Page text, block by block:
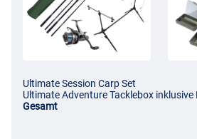
- Bissanzeiger
- 100% wasserdicht
- Einstellbare Lautstärke und Tonhöhe
- Buchse für beleuchtete Swinger
- Wird inklusive robustem Etui geliefert
Angeln Pursuits Futteral Eco 2+2
Ultimate Session Carp Set
Ultimate Adventure Tacklebox inklusive
Gesamt